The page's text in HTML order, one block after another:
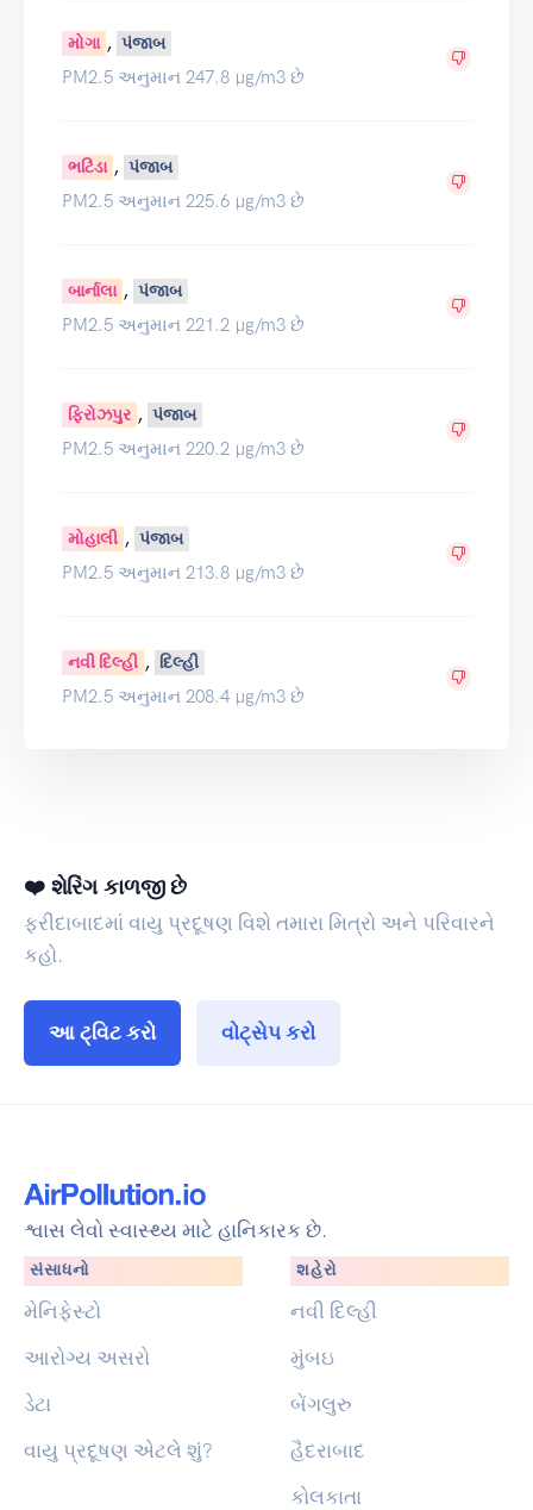
મોગા , પંજાબ
PM2.5 અનુમાન 247.8 µg/m3 છે
ભટિંડા , પંજાબ
PM2.5 અનુમાન 225.6 µg/m3 છે
બાર્નાલા , પંજાબ
PM2.5 અનુમાન 221.2 µg/m3 છે
ફિરોઝપુર , પંજાબ
PM2.5 અનુમાન 220.2 µg/m3 છે
મોહાલી , પંજાબ
PM2.5 અનુમાન 213.8 µg/m3 છે
નવી દિલ્હી , દિલ્હી
PM2.5 અનુમાન 208.4 µg/m3 છે
❤️ શેરિંગ કાળજી છે
ફરીદાબાદમાં વાયુ પ્રદૂષણ વિશે તમારા મિત્રો અને પરિવારને
કહો.
આ ટ્વિટ કરો વોટ્સેપ કરો
શ્વાસ લેવો સ્વાસ્થ્ય માટે હાનિકારક છે.
સંસાધનો
મેનિફેસ્ટો
આરોગ્ય અસરો
ડેટા
વાયુ પ્રદૂષણ એટલે શું?
શહેરો
નવી દિલ્હી
મુંબઇ
બેંગલુરુ
હૈદરાબાદ
કોલકાતા